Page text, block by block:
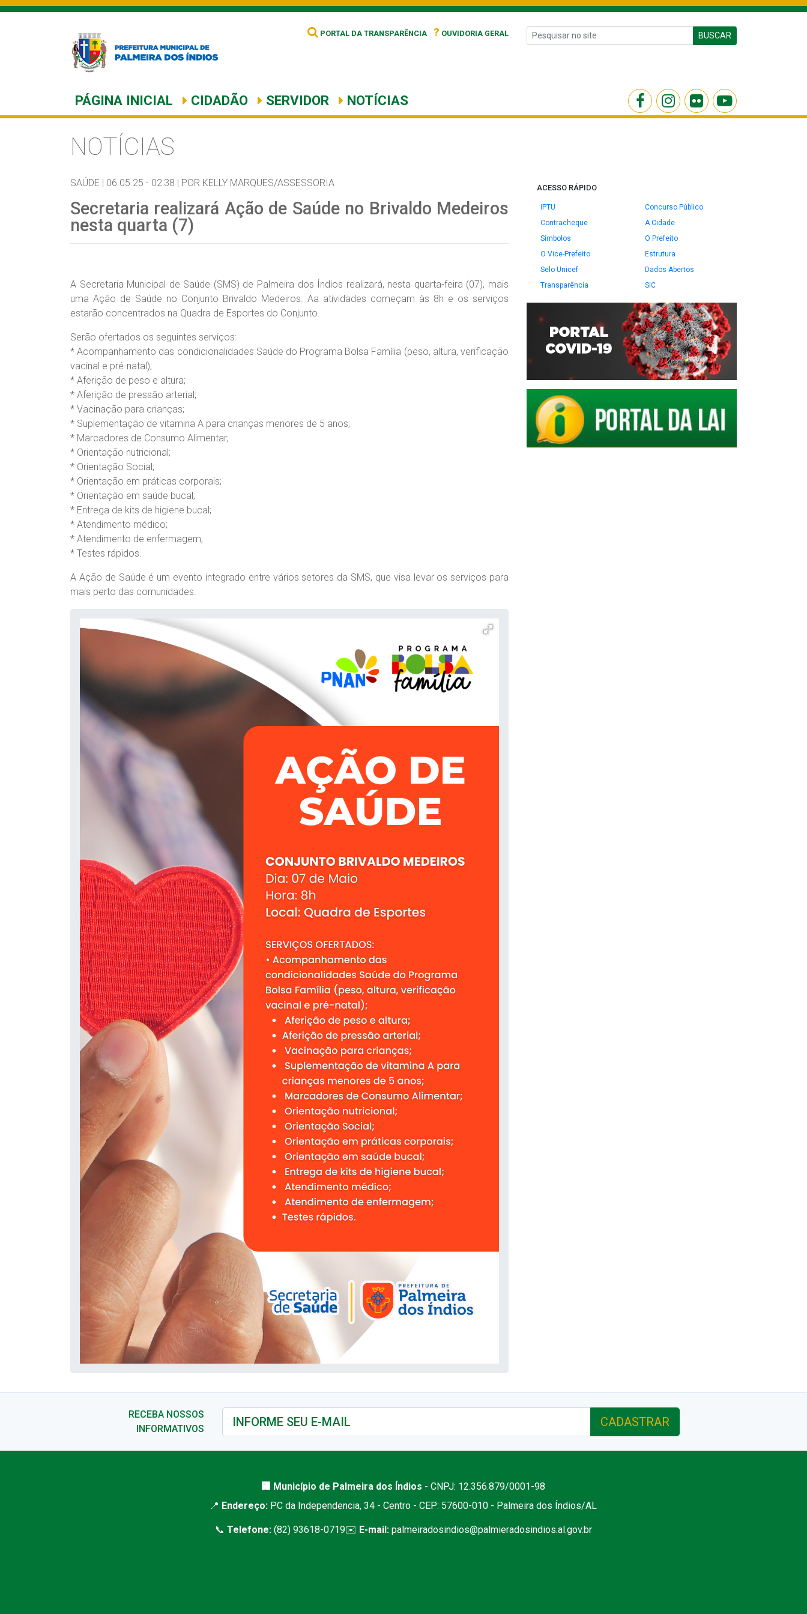
PORTAL DA TRANSPARÊNCIA ? OUVIDORIA GERAL BUSCAR
PÁGINA INICIAL CIDADÃO SERVIDOR NOTÍCIAS
NOTÍCIAS
SAÚDE | 06.05.25 - 02:38 | POR KELLY MARQUES/ASSESSORIA
Secretaria realizará Ação de Saúde no Brivaldo Medeiros
nesta quarta (7)
A Secretaria Municipal de Saúde (SMS) de Palmeira dos Índios realizará, nesta quarta-feira (07), mais
uma Ação de Saúde no Conjunto Brivaldo Medeiros. Aa atividades começam às 8h e os serviços
estarão concentrados na Quadra de Esportes do Conjunto.
Serão ofertados os seguintes serviços:
* Acompanhamento das condicionalidades Saúde do Programa Bolsa Família (peso, altura, verificação
vacinal e pré-natal);
* Aferição de peso e altura;
* Aferição de pressão arterial;
* Vacinação para crianças;
* Suplementação de vitamina A para crianças menores de 5 anos;
* Marcadores de Consumo Alimentar;
* Orientação nutricional;
* Orientação Social;
* Orientação em práticas corporais;
* Orientação em saúde bucal;
* Entrega de kits de higiene bucal;
* Atendimento médico;
* Atendimento de enfermagem;
* Testes rápidos.
A Ação de Saúde é um evento integrado entre vários setores da SMS, que visa levar os serviços para
mais perto das comunidades.
ACESSO RÁPIDO
IPTU
Concurso Público
Contracheque
A Cidade
Símbolos
O Prefeito
O Vice-Prefeito
Estrutura
Selo Unicef
Dados Abertos
Transparência
SIC
RECEBA NOSSOS
INFORMATIVOS
CADASTRAR
🏢 Município de Palmeira dos Índios - CNPJ: 12.356.879/0001-98
📍 Endereço: PC da Independencia, 34 - Centro - CEP: 57600-010 - Palmeira dos Índios/AL
📞 Telefone:(82) 93618-0719✉️ E-mail: palmeiradosindios@palmieradosindios.al.gov.br